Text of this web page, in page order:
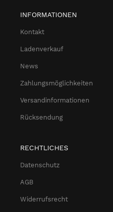
INFORMATIONEN
Kontakt
Ladenverkauf
News
Zahlungsmöglichkeiten
Versandinformationen
Rücksendung
RECHTLICHES
Datenschutz
AGB
Widerrufsrecht